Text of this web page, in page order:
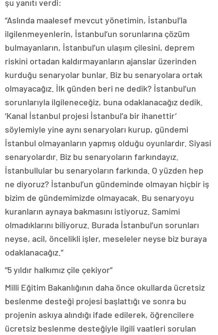
şu yanıtı verdi:
“Aslında maalesef mevcut yönetimin, İstanbul’la
ilgilenmeyenlerin, İstanbul’un sorunlarına çözüm
bulmayanların, İstanbul’un ulaşım çilesini, deprem
riskini ortadan kaldırmayanların ajanslar üzerinden
kurduğu senaryolar bunlar. Biz bu senaryolara ortak
olmayacağız. İlk günden beri ne dedik? İstanbul’un
sorunlarıyla ilgileneceğiz, buna odaklanacağız dedik.
‘Kanal İstanbul projesi İstanbul’a bir ihanettir’
söylemiyle yine aynı senaryoları kurup, gündemi
İstanbul olmayanların yapmış olduğu oyunlardır. Siyasi
senaryolardır. Biz bu senaryoların farkındayız.
İstanbullular bu senaryoların farkında. O yüzden hep
ne diyoruz? İstanbul’un gündeminde olmayan hiçbir iş
bizim de gündemimizde olmayacak. Bu senaryoyu
kuranların aynaya bakmasını istiyoruz. Samimi
olmadıklarını biliyoruz. Burada İstanbul’un sorunları
neyse, acil, öncelikli işler, meseleler neyse biz buraya
odaklanacağız.”
“5 yıldır halkımız çile çekiyor”
Milli Eğitim Bakanlığının daha önce okullarda ücretsiz
beslenme desteği projesi başlattığı ve sonra bu
projenin askıya alındığı ifade edilerek, öğrencilere
ücretsiz beslenme desteğiyle ilgili vaatleri sorulan